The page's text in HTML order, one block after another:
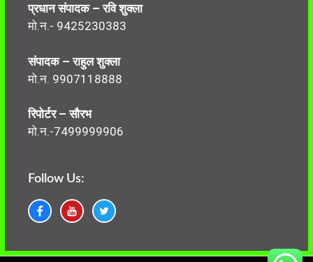
प्रधान संपादक – रवि शुक्ला
मो.न.- 9425230383
संपादक – राहुल शुक्ला
मो.न. 9907118888
रिपोर्टर – सौरभ
मो.न.-7499999906
Follow Us: